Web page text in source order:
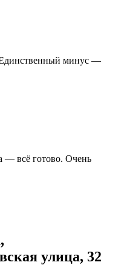
минус —
— всё готово. Очень
улица, 32